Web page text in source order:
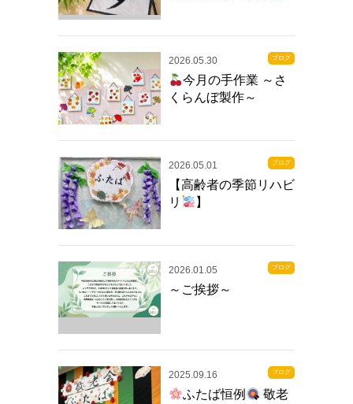
2026.05.30 ブログ
今月の手作業 ～さ
くらんぼ製作～
2026.05.01 ブログ
【高齢者の季節リハビ
リ
】
2026.01.05 ブログ
～ご挨拶～
2025.09.16 ブログ
ふたば恒例
敬老